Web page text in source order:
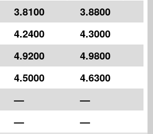
3.8100 3.8800
4.2400 4.3000
4.9200 4.9800
4.5000 4.6300
— —
— —